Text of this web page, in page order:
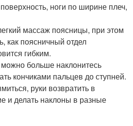
ноги по ширине плеч,
массаж поясницы, при этом
как поясничный отдел
гибким.
больше наклонитесь
кончиками пальцев до ступней.
руки возвратить в
и делать наклоны в разные